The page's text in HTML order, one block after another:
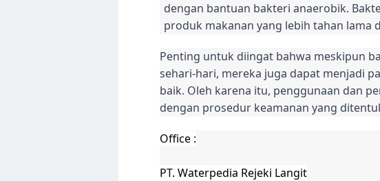
dengan bantuan bakteri anaerobik.
produk makanan yang lebih tahan lama
Penting untuk diingat bahwa meskipun
sehari-hari, mereka juga dapat menjadi
baik. Oleh karena itu, penggunaan dan
dengan prosedur keamanan yang
Office :
PT. Waterpedia Rejeki Langit